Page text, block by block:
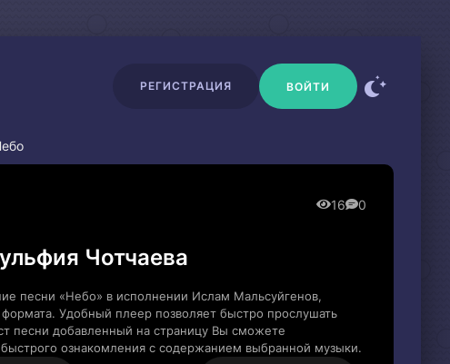
РЕГИСТРАЦИЯ ВОЙТИ
16 0
Чотчаева
песни «Небо» в исполнении Ислам Мальсуйгенов,
Удобный плеер позволяет быстро прослушать
песни добавленный на страницу Вы сможете
ознакомления с содержанием выбранной музыки.